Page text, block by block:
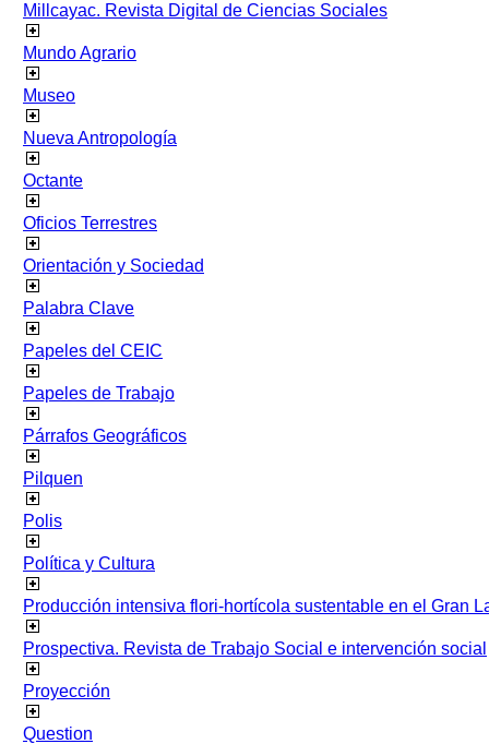
Millcayac. Revista Digital de Ciencias Sociales
Mundo Agrario
Museo
Nueva Antropología
Octante
Oficios Terrestres
Orientación y Sociedad
Palabra Clave
Papeles del CEIC
Papeles de Trabajo
Párrafos Geográficos
Pilquen
Polis
Política y Cultura
Producción intensiva flori-hortícola sustentable en el Gran
Prospectiva. Revista de Trabajo Social e intervención social
Proyección
Question